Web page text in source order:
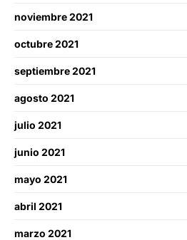
noviembre 2021
octubre 2021
septiembre 2021
agosto 2021
julio 2021
junio 2021
mayo 2021
abril 2021
marzo 2021